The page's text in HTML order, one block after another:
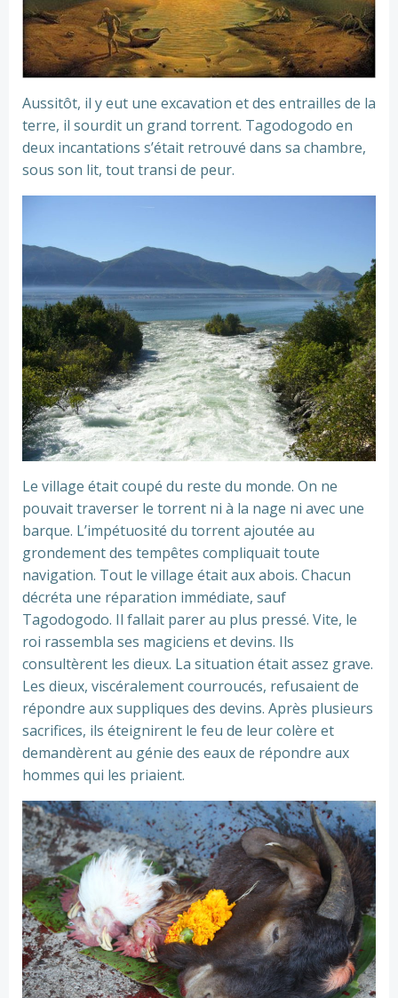
Aussitôt, il y eut une excavation et des entrailles de la
terre, il sourdit un grand torrent. Tagodogodo en
deux incantations s’était retrouvé dans sa chambre,
sous son lit, tout transi de peur.
Le village était coupé du reste du monde. On ne
pouvait traverser le torrent ni à la nage ni avec une
barque. L’impétuosité du torrent ajoutée au
grondement des tempêtes compliquait toute
navigation. Tout le village était aux abois. Chacun
décréta une réparation immédiate, sauf
Tagodogodo. Il fallait parer au plus pressé. Vite, le
roi rassembla ses magiciens et devins. Ils
consultèrent les dieux. La situation était assez grave.
Les dieux, viscéralement courroucés, refusaient de
répondre aux suppliques des devins. Après plusieurs
sacrifices, ils éteignirent le feu de leur colère et
demandèrent au génie des eaux de répondre aux
hommes qui les priaient.